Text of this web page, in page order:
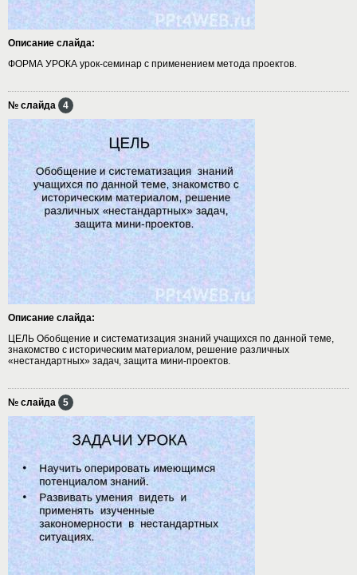
Описание слайда:
ФОРМА УРОКА урок-семинар с применением метода проектов.
№ слайда 4
Описание слайда:
ЦЕЛЬ Обобщение и систематизация знаний учащихся по данной теме,
знакомство с историческим материалом, решение различных
«нестандартных» задач, защита мини-проектов.
№ слайда 5